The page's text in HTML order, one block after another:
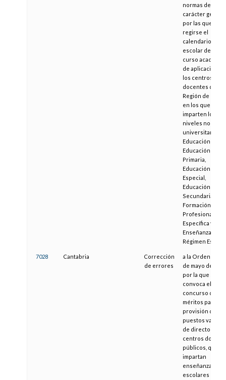
normas de
carácter
por las que ha
regirse el
calendario
escolar de cada
curso
de aplicación en
los centros
docentes de la
Región de
en los que se
imparten los
niveles no
universitarios
Educación
Educación
Primaria,
Educación
Especial,
Educación
Secundaria,
Formación
Profesional
Específica y las
Enseñanzas de
Régimen
7028 Cantabria
Corrección
de errores
a la Orden de 11
de mayo de
por la que se
convoca el
concurso de
méritos para la
provisión de
puestos
de directores
centros
públicos, que
impartan
enseñanzas
escolares en la